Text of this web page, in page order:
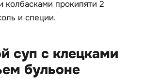
колбасками прокипяти 2
и специи.
суп с клецками
бульоне